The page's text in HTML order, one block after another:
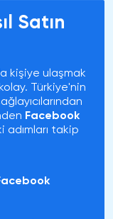
Satın
kişiye ulaşmak
Türkiye'nin
Facebook
adımları takip